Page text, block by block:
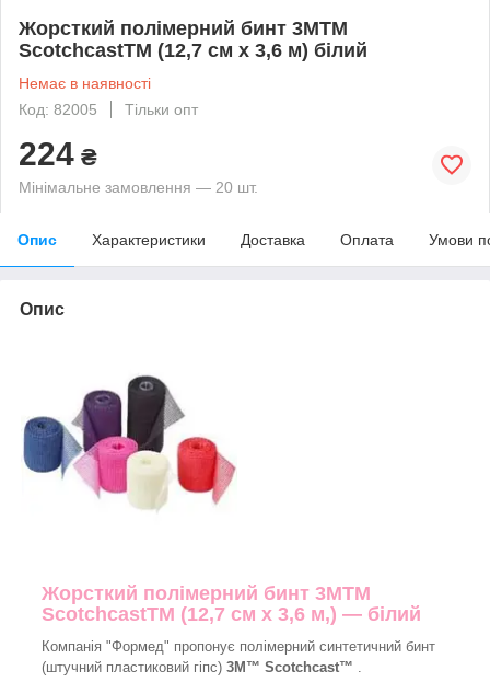
Жорсткий полімерний бинт 3MTM
ScotchcastTM (12,7 см х 3,6 м) білий
Немає в наявності
Код: 82005
Тільки опт
224 ₴
Мінімальне замовлення — 20 шт.
Опис Характеристики Доставка Оплата Умови
Опис
Жорсткий полімерний бинт 3MTM
ScotchcastTM (12,7 см х 3,6 м,) — білий
Компанія "Формед" пропонує полімерний синтетичний бинт
(штучний пластиковий гіпс) 3M™ Scotchcast™